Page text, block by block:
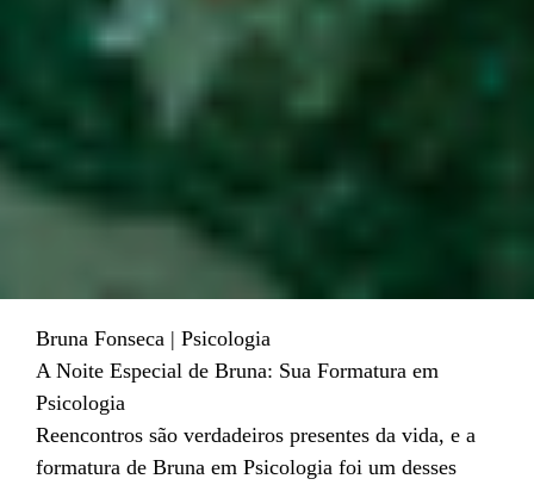
Bruna Fonseca | Psicologia
A Noite Especial de Bruna: Sua Formatura em
Psicologia
Reencontros são verdadeiros presentes da vida, e a
formatura de Bruna em Psicologia foi um desses